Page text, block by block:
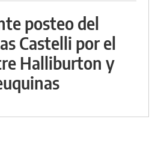
posteo del
Castelli por el
Halliburton y